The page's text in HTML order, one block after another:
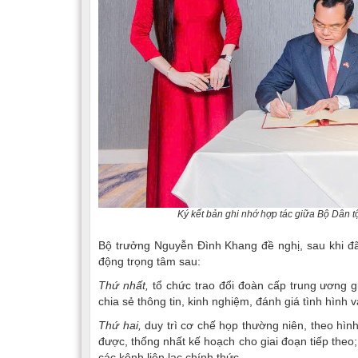
Ký kết bản ghi nhớ hợp tác giữa Bộ Dân
Bộ trưởng Nguyễn Đình Khang đề nghị, sau khi
động trọng tâm sau:
Thứ nhất, tổ chức trao đổi đoàn cấp trung ương
chia sẻ thông tin, kinh nghiệm, đánh giá tình hình
Thứ hai, duy trì cơ chế họp thường niên, theo
được, thống nhất kế hoạch cho giai đoạn tiếp